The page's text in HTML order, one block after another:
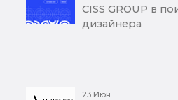
CISS GROUP в
дизайнера
23 Июн